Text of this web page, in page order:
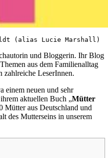
(alias Lucie Marshall)
und Bloggerin. Ihr Blog
aus dem Familienalltag
zahlreiche LeserInnen.
einem neuen und sehr
aktuellen Buch „Mütter
Mütter aus Deutschland und
des Mutterseins in unserem